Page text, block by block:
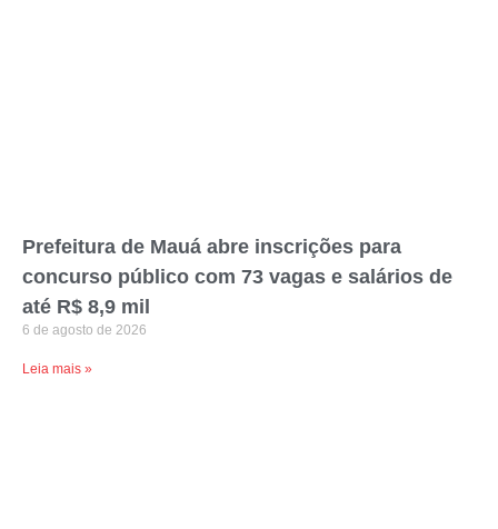
Prefeitura de Mauá abre inscrições para
concurso público com 73 vagas e salários de
até R$ 8,9 mil
6 de agosto de 2026
Leia mais »